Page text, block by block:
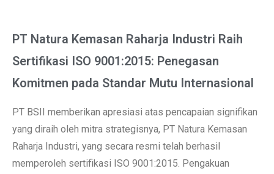
PT Natura Kemasan Raharja Industri Raih
Sertifikasi ISO 9001:2015: Penegasan
Komitmen pada Standar Mutu Internasional
PT BSII memberikan apresiasi atas pencapaian signifikan
yang diraih oleh mitra strategisnya, PT Natura Kemasan
Raharja Industri, yang secara resmi telah berhasil
memperoleh sertifikasi ISO 9001:2015. Pengakuan